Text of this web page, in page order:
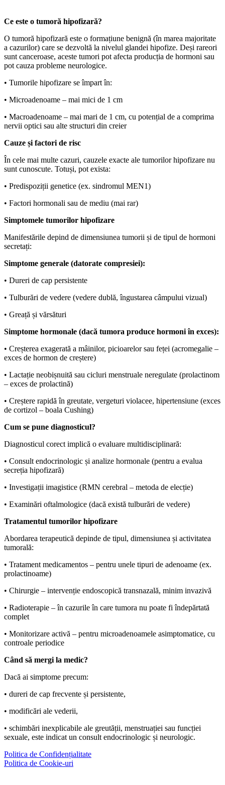
Ce este o tumoră hipofizară?
O tumoră hipofizară este o formațiune benignă (în marea majoritate
a cazurilor) care se dezvoltă la nivelul glandei hipofize. Deși rareori
sunt canceroase, aceste tumori pot afecta producția de hormoni sau
pot cauza probleme neurologice.
• Tumorile hipofizare se împart în:
• Microadenoame – mai mici de 1 cm
• Macroadenoame – mai mari de 1 cm, cu potențial de a comprima
nervii optici sau alte structuri din creier
Cauze și factori de risc
În cele mai multe cazuri, cauzele exacte ale tumorilor hipofizare nu
sunt cunoscute. Totuși, pot exista:
• Predispoziții genetice (ex. sindromul MEN1)
• Factori hormonali sau de mediu (mai rar)
Simptomele tumorilor hipofizare
Manifestările depind de dimensiunea tumorii și de tipul de hormoni
secretați:
Simptome generale (datorate compresiei):
• Dureri de cap persistente
• Tulburări de vedere (vedere dublă, îngustarea câmpului vizual)
• Greață și vărsături
Simptome hormonale (dacă tumora produce hormoni în exces):
• Creșterea exagerată a mâinilor, picioarelor sau feței (acromegalie –
exces de hormon de creștere)
• Lactație neobișnuită sau cicluri menstruale neregulate (prolactinom
– exces de prolactină)
• Creștere rapidă în greutate, vergeturi violacee, hipertensiune (exces
de cortizol – boala Cushing)
Cum se pune diagnosticul?
Diagnosticul corect implică o evaluare multidisciplinară:
• Consult endocrinologic și analize hormonale (pentru a evalua
secreția hipofizară)
• Investigații imagistice (RMN cerebral – metoda de elecție)
• Examinări oftalmologice (dacă există tulburări de vedere)
Tratamentul tumorilor hipofizare
Abordarea terapeutică depinde de tipul, dimensiunea și activitatea
tumorală:
• Tratament medicamentos – pentru unele tipuri de adenoame (ex.
prolactinoame)
• Chirurgie – intervenție endoscopică transnazală, minim invazivă
• Radioterapie – în cazurile în care tumora nu poate fi îndepărtată
complet
• Monitorizare activă – pentru microadenoamele asimptomatice, cu
controale periodice
Când să mergi la medic?
Dacă ai simptome precum:
• dureri de cap frecvente și persistente,
• modificări ale vederii,
• schimbări inexplicabile ale greutății, menstruației sau funcției
sexuale, este indicat un consult endocrinologic și neurologic.
Politica de Confidențialitate
Politica de Cookie-uri